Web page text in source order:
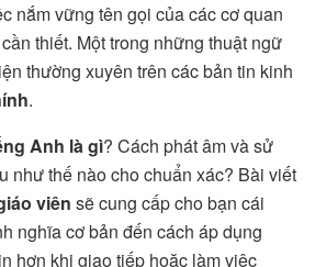
nắm vững tên gọi của các cơ quan
thiết. Một trong những thuật ngữ
thường xuyên trên các bản tin kinh
.
Anh là gì? Cách phát âm và sử
như thế nào cho chuẩn xác? Bài viết
viên sẽ cung cấp cho bạn cái
nghĩa cơ bản đến cách áp dụng
hơn khi giao tiếp hoặc làm việc